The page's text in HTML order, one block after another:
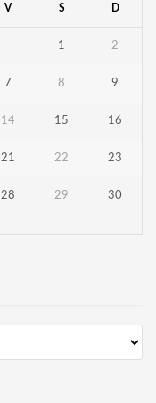
V S D
1 2
7 8 9
14 15 16
21 22 23
28 29 30